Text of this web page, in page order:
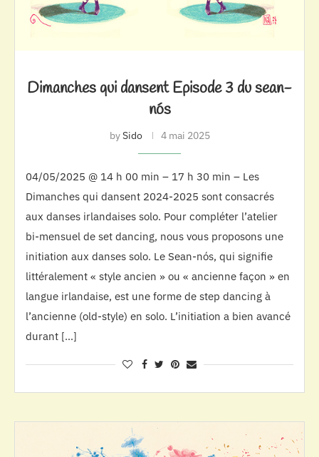
Dimanches qui dansent Episode 3 du sean-
nós
bySido 4 mai 2025
04/05/2025 @ 14 h 00 min – 17 h 30 min – Les
Dimanches qui dansent 2024-2025 sont consacrés
aux danses irlandaises solo. Pour compléter l’atelier
bi-mensuel de set dancing, nous vous proposons une
initiation aux danses solo. Le Sean-nós, qui signifie
littéralement « style ancien » ou « ancienne façon » en
langue irlandaise, est une forme de step dancing à
l’ancienne (old-style) en solo. L’initiation a bien avancé
durant […]